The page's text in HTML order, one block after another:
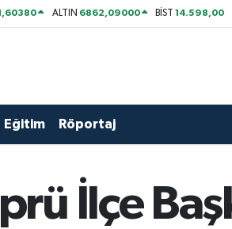
ALTIN 6862,09000 BİST14.598,00
Eğitim Röportaj
İlçe